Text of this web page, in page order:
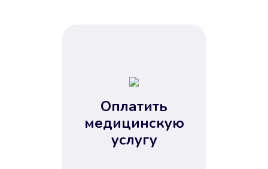
Оплатить
медицинскую
услугу